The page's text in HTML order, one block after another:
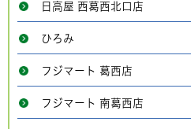
日高屋 西葛西北口店
ひろみ
フジマート 葛西店
フジマート 南葛西店